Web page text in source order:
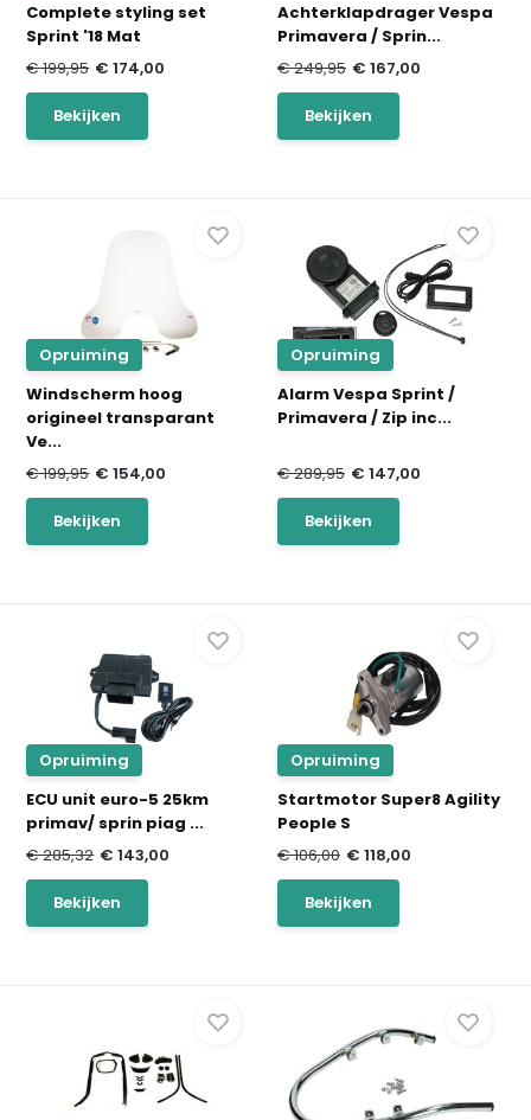
Complete styling set
Sprint '18 Mat
€ 199,95 € 174,00
Bekijken
Achterklapdrager Vespa
Primavera / Sprin...
€ 249,95 € 167,00
Bekijken
Opruiming
Windscherm hoog
origineel transparant
Ve...
€ 199,95 € 154,00
Bekijken
Opruiming
Alarm Vespa Sprint /
Primavera / Zip inc...
€ 289,95 € 147,00
Bekijken
Opruiming
ECU unit euro-5 25km
primav/ sprin piag ...
€ 285,32 € 143,00
Bekijken
Opruiming
Startmotor Super8 Agility
People S
€ 106,00 € 118,00
Bekijken